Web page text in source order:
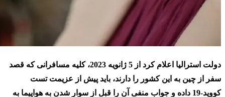
دولت استرالیا اعلام کرد از 5 ژانویه 2023، کلیه مسافرانی که قصد
سفر از چین به این کشور را دارند، باید پیش از عزیمت تست
کووید-19 داده و جواب منفی آن را قبل از سوار شدن به هواپیما به